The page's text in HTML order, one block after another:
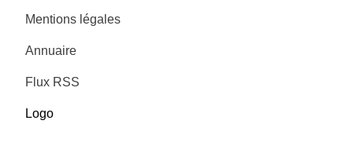
Mentions légales
Annuaire
Flux RSS
Logo